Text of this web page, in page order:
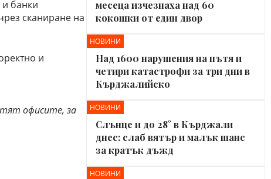
банки
сканиране на
и
офисите, за
месеца изчезнаха над 60
кокошки от един двор
НОВИНИ
Над 1600 нарушения на пътя и
четири катастрофи за три дни в
Кърджалийско
НОВИНИ
Слънце и до 28° в Кърджали
днес: слаб вятър и малък шанс
за кратък дъжд
НОВИНИ